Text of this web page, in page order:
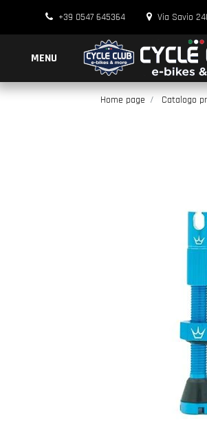
+39 0547 645364 Via Savio
MENU
Home page Catalogo